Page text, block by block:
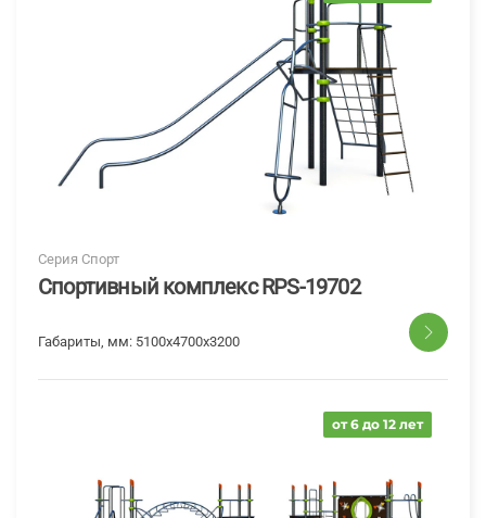
Серия Спорт
Спортивный комплекс RPS-19702
Габариты, мм: 5100х4700х3200
от 6 до 12 лет